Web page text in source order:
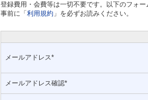
登録費用・会費等は一切不要です。以下のフォ
事前に「 利用規約 」を必ずお読みください。
メールアドレス*
メールアドレス確認*